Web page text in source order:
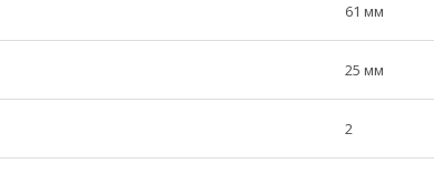
61 мм
25 мм
2